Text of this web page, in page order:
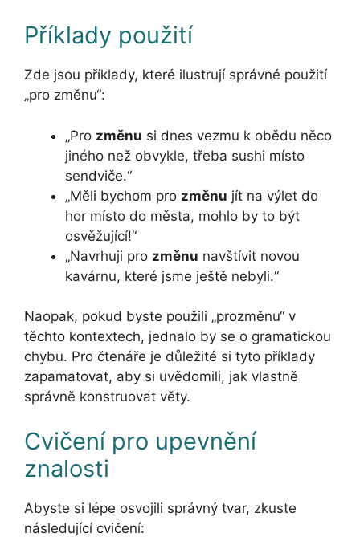
Příklady použití
Zde jsou příklady, které ilustrují správné použití
„pro změnu“:
„Pro změnu si dnes vezmu k obědu něco
jiného než obvykle, třeba sushi místo
sendviče.“
„Měli bychom pro změnu jít na výlet do
hor místo do města, mohlo by to být
osvěžující!“
„Navrhuji pro změnu navštívit novou
kavárnu, které jsme ještě nebyli.“
Naopak, pokud byste použili „prozměnu“ v
těchto kontextech, jednalo by se o gramatickou
chybu. Pro čtenáře je důležité si tyto příklady
zapamatovat, aby si uvědomili, jak vlastně
správně konstruovat věty.
Cvičení pro upevnění
znalosti
Abyste si lépe osvojili správný tvar, zkuste
následující cvičení: